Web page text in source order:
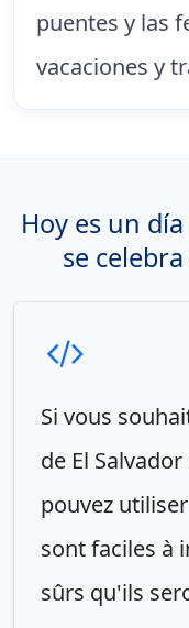
puentes y las
vacaciones y
Hoy es un
se
Si vous
de El
pouvez
sont faciles à
sûrs qu'ils